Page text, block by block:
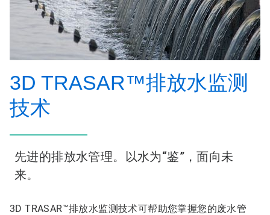
3D TRASAR™排放水监测
技术
先进的排放水管理。以水为“鉴”，面向未
来。
3D TRASAR™排放水监测技术可帮助您掌握您的废水管